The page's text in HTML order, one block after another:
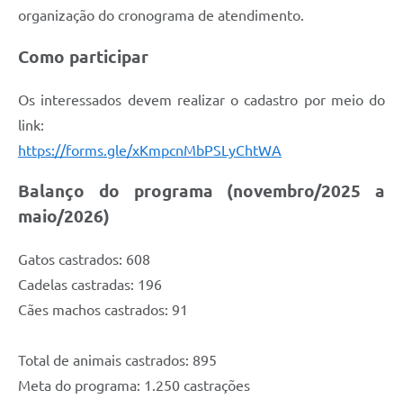
organização do cronograma de atendimento.
Como participar
Os interessados devem realizar o cadastro por meio do
link:
https://forms.gle/xKmpcnMbPSLyChtWA
Balanço do programa (novembro/2025 a
maio/2026)
Gatos castrados: 608
Cadelas castradas: 196
Cães machos castrados: 91
Total de animais castrados: 895
Meta do programa: 1.250 castrações